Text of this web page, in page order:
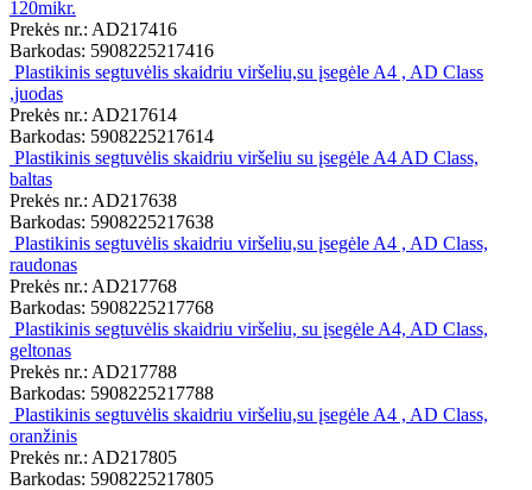
120mikr.
Prekės nr.: AD217416
Barkodas: 5908225217416
Plastikinis segtuvėlis skaidriu viršeliu,su įsegėle A4 , AD Class
,juodas
Prekės nr.: AD217614
Barkodas: 5908225217614
Plastikinis segtuvėlis skaidriu viršeliu su įsegėle A4 AD Class,
baltas
Prekės nr.: AD217638
Barkodas: 5908225217638
Plastikinis segtuvėlis skaidriu viršeliu,su įsegėle A4 , AD Class,
raudonas
Prekės nr.: AD217768
Barkodas: 5908225217768
Plastikinis segtuvėlis skaidriu viršeliu, su įsegėle A4, AD Class,
geltonas
Prekės nr.: AD217788
Barkodas: 5908225217788
Plastikinis segtuvėlis skaidriu viršeliu,su įsegėle A4 , AD Class,
oranžinis
Prekės nr.: AD217805
Barkodas: 5908225217805